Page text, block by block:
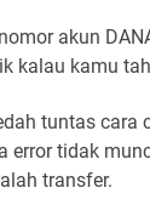
akun
kalau kamu
tuntas cara
error tidak
transfer.